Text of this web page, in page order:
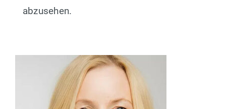
abzusehen.